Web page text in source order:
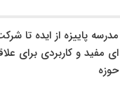
مدرسه پاییزه از ایده تا
ای مفید و کاربردی برای
حوزه